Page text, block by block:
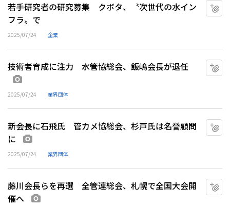
若手研究者の研究募集 クボタ、〝次世代の水イン
フラ〟で
2025/07/24 企業
技術者育成に注力 水管協総会、飯嶋会長が退任
2025/07/24 業界団体
新会長に石飛氏 管カメ協総会、杉戸氏は名誉顧問
に
2025/07/24 業界団体
藤川会長らを再選 全管連総会、札幌で全国大会開
催へ